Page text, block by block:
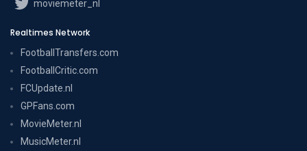
moviemeter_nl
Realtimes Network
FootballTransfers.com
FootballCritic.com
FCUpdate.nl
GPFans.com
MovieMeter.nl
MusicMeter.nl